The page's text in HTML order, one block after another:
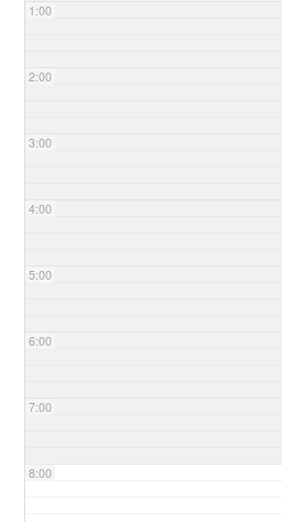
1:00
2:00
3:00
4:00
5:00
6:00
7:00
8:00